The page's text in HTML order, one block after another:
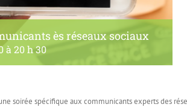
ès réseaux sociaux
à 20 h 30
soirée spécifique aux communicants experts des